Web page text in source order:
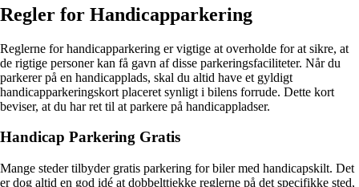
Regler for Handicapparkering
Reglerne for handicapparkering er vigtige at overholde for at sikre, at
de rigtige personer kan få gavn af disse parkeringsfaciliteter. Når du
parkerer på en handicapplads, skal du altid have et gyldigt
handicapparkeringskort placeret synligt i bilens forrude. Dette kort
beviser, at du har ret til at parkere på handicappladser.
Handicap Parkering Gratis
Mange steder tilbyder gratis parkering for biler med handicapskilt. Det
er dog altid en god idé at dobbelttjekke reglerne på det specifikke sted,